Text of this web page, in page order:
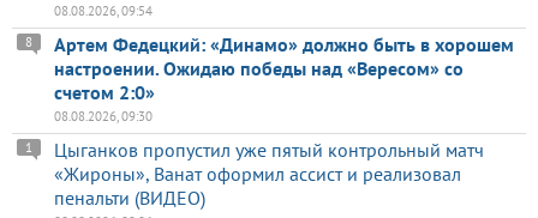
08.08.2026, 09:54
Артем Федецкий: «Динамо» должно быть в хорошем
настроении. Ожидаю победы над «Вересом» со
счетом 2:0»
8
08.08.2026, 09:30
Цыганков пропустил уже пятый контрольный матч
«Жироны», Ванат оформил ассист и реализовал
пенальти (ВИДЕО)
1